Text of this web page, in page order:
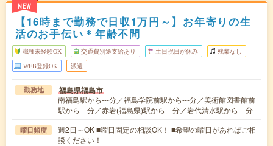
NEW
【16時まで勤務で日収1万円～】お年寄りの生
活のお手伝い＊年齢不問
職種未経験OK 交通費別途支給あり 土日祝日が休み 残業なし
WEB登録OK 派遣
勤務地 福島県福島市
南福島駅から---分／福島学院前駅から---分／美術館図書館前
駅から---分／赤岩(福島県)駅から---分／岩代清水駅から---分
曜日頻度
週2日～OK ■曜日固定の相談OK！ ■希望の曜日があればご相
談ください！